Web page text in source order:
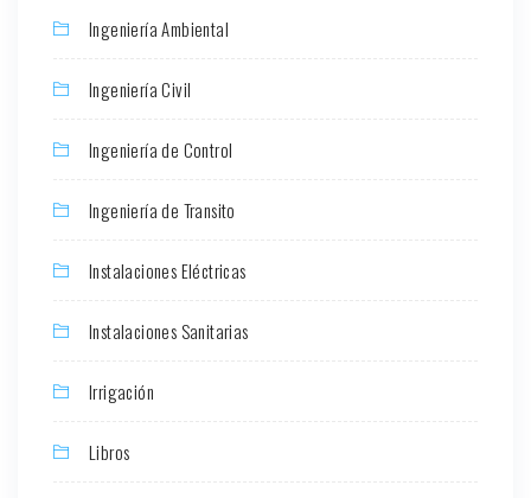
Ingeniería Ambiental
Ingeniería Civil
Ingeniería de Control
Ingeniería de Transito
Instalaciones Eléctricas
Instalaciones Sanitarias
Irrigación
Libros